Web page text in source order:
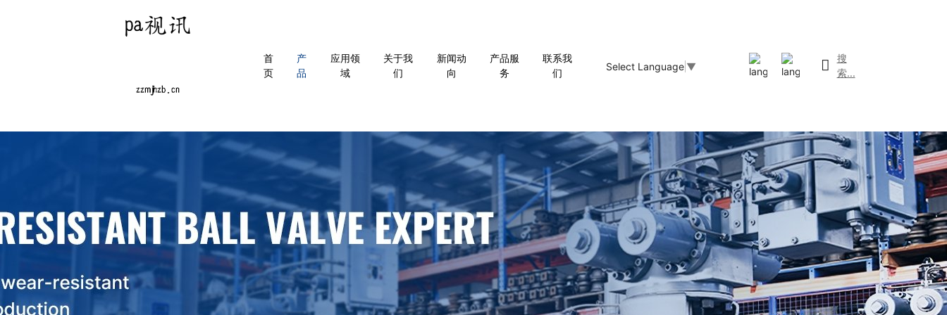
首
页
产
品
应用领
域
关于我
们
新闻动
向
产品服
务
联系我
们
Select Language ▼
搜
索...